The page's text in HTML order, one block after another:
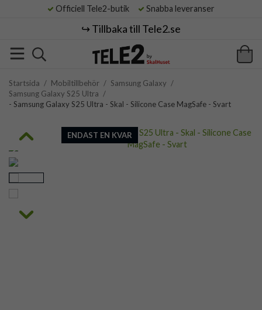
Officiell Tele2-butik Snabba leveranser
↪️ Tillbaka till Tele2.se
Startsida / Mobiltillbehör / Samsung Galaxy /
Samsung Galaxy S25 Ultra /
- Samsung Galaxy S25 Ultra - Skal - Silicone Case MagSafe - Svart
ENDAST EN KVAR